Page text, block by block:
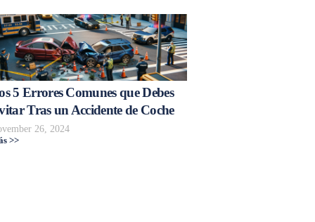
5 Errores Comunes que Debes
Tras un Accidente de Coche
26, 2024
>>